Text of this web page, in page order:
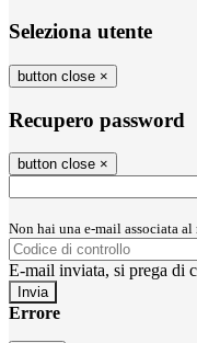
Seleziona utente
button close ×
Recupero password
button close ×
Non hai una e-mail associata
E-mail inviata, si prega di
Errore